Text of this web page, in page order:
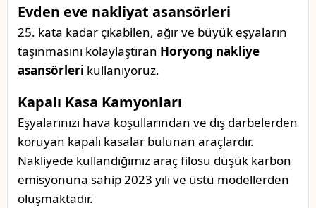
Evden eve nakliyat asansörleri
25. kata kadar çıkabilen, ağır ve büyük eşyaların
taşınmasını kolaylaştıran Horyong nakliye
asansörleri kullanıyoruz.
Kapalı Kasa Kamyonları
Eşyalarınızı hava koşullarından ve dış darbelerden
koruyan kapalı kasalar bulunan araçlardır.
Nakliyede kullandığımız araç filosu düşük karbon
emisyonuna sahip 2023 yılı ve üstü modellerden
oluşmaktadır.